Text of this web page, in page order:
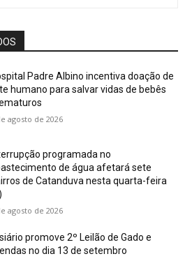
Padre Albino incentiva doação de
humano para salvar vidas de bebês
agosto de 2026
programada no
de água afetará sete
de Catanduva nesta quarta-feira
agosto de 2026
promove 2º Leilão de Gado e
no dia 13 de setembro